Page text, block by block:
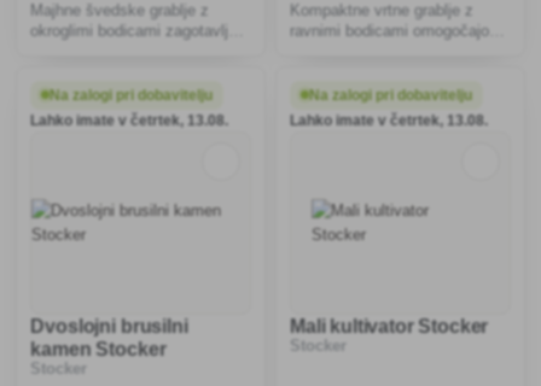
Majhne švedske grablje z
okroglimi bodicami zagotavljajo
poškodovale trato, saj so
ergonomsko oblikovane in
Kompaktne vrtne grablje z
ravnimi bodicami omogočajo
tal. Ergonomski ročaj
zagotavlja udobno rokovanje in
Na zalogi pri dobavitelju
Lahko imate v četrtek, 13.08.
Dvoslojni brusilni
kamen Stocker
Stocker
Na zalogi pri dobavitelju
Lahko imate v četrtek, 13.08.
Mali kultivator Stocker
Stocker